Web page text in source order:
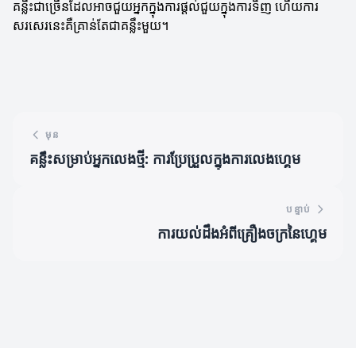
គន្លឹះជាច្រើនដែលអាចជួយអ្នកក្នុងការផ្តល់ជួយក្នុងការទិញ ហើយការ
សរសេរនេះគឺគ្រាន់តែជាគន្លឹះមួយ។
មុន
គន្លឹះសម្រាប់អ្នកលេងថ្មី: ការប្រែប្រួលក្នុងការលេងហ្គេម
បន្ទាប់
ការយល់ដឹងអំពីគ្រឿងចក្រនៃហ្គេម